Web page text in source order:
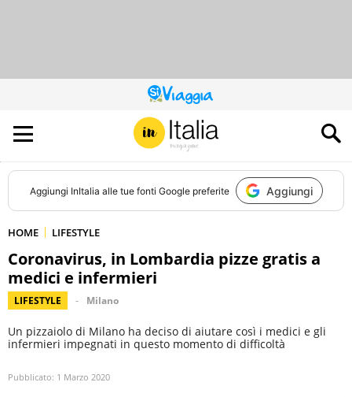
QUESTO
SITO
CONTRIBUISCE
ALL’AUDIENCE
DI
Aggiungi InItalia alle tue fonti Google preferite Aggiungi
HOME LIFESTYLE
Coronavirus, in Lombardia pizze gratis a
medici e infermieri
LIFESTYLE Milano
Un pizzaiolo di Milano ha deciso di aiutare così i medici e gli
infermieri impegnati in questo momento di difficoltà
Pubblicato: 1 Marzo 2020